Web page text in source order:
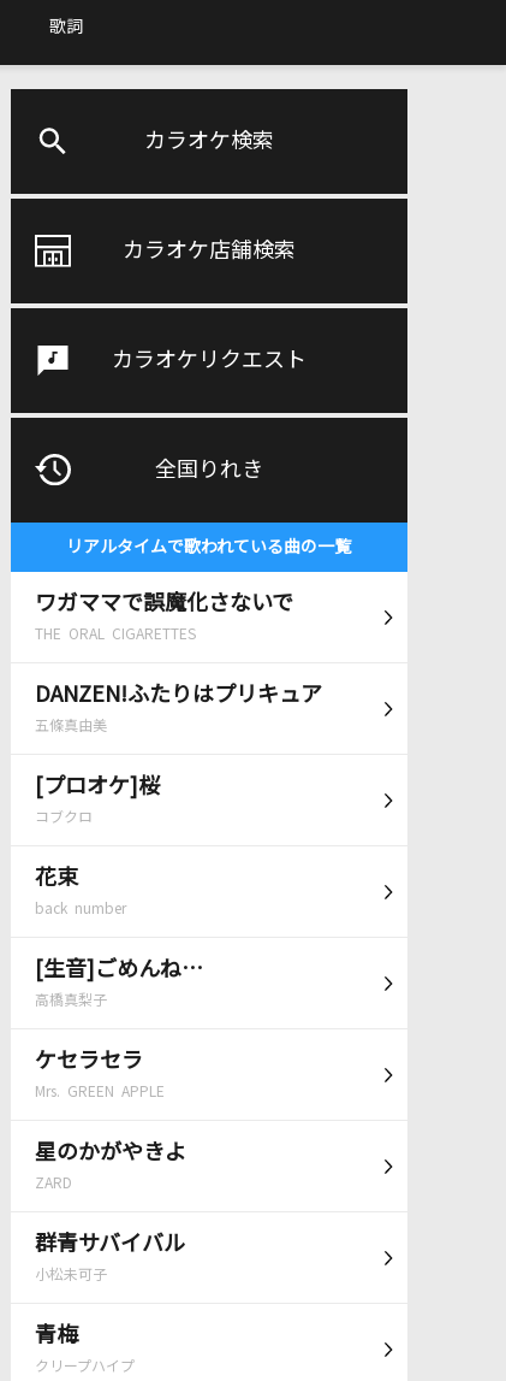
歌詞
カラオケ検索
カラオケ店舗検索
カラオケリクエスト
全国りれき
リアルタイムで歌われている曲の一覧
ワガママで誤魔化さないで
THE ORAL CIGARETTES
DANZEN!ふたりはプリキュア
五條真由美
[プロオケ]桜
コブクロ
花束
back number
[生音]ごめんね…
高橋真梨子
ケセラセラ
Mrs. GREEN APPLE
星のかがやきよ
ZARD
群青サバイバル
小松未可子
青梅
クリープハイプ